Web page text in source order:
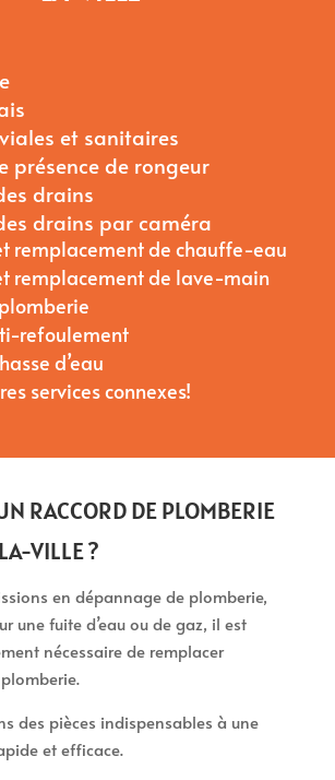
et sanitaires
présence de rongeur
drains
drains par caméra
remplacement de chauffe-eau
remplacement de lave-main
refoulement
d’eau
services connexes!
RACCORD DE PLOMBERIE
VILLE ?
en dépannage de plomberie,
une fuite d’eau ou de gaz, il est
nécessaire de remplacer
des pièces indispensables à une
et efficace.